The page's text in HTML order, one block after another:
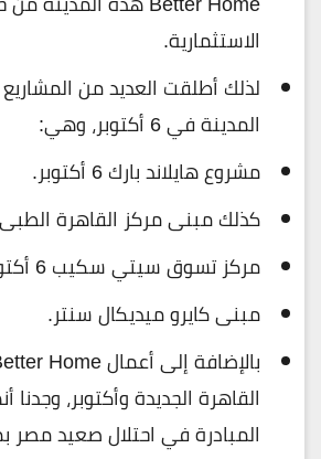
الاستثمارية.
لذلك أطلقت العديد من
المدينة في 6 أكتوبر، وهي:
مشروع هايلاند بارك 6 أكتوبر.
كذلك مبنى مركز القاهرة الطبى 6 أكتوبر
مركز تسوق سيتي سكيب 6 أكتوبر.
مبنى كايرو ميديكال سنتر.
القاهرة الجديدة وأكتوبر، وجدنا
المبادرة في احتلال صعيد مصر